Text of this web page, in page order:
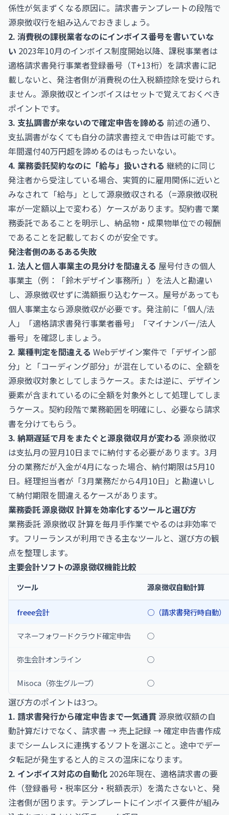
係性が気まずくなる原因に。請求書テンプレートの段階で
源泉徴収行を組み込んでおきましょう。
2. 消費税の課税業者なのにインボイス番号を書いていな
い 2023年10月のインボイス制度開始以降、課税事業者は
適格請求書発行事業者登録番号（T+13桁）を請求書に記
載しないと、発注者側が消費税の仕入税額控除を受けられ
ません。源泉徴収とインボイスはセットで覚えておくべき
ポイントです。
3. 支払調書が来ないので確定申告を諦める 前述の通り、
支払調書がなくても自分の請求書控えで申告は可能です。
年間還付40万円超を諦めるのはもったいない。
4. 業務委託契約なのに「給与」扱いされる 継続的に同じ
発注者から受注している場合、実質的に雇用関係に近いと
みなされて「給与」として源泉徴収される（=源泉徴収税
率が一定額以上で変わる）ケースがあります。契約書で業
務委託であることを明示し、納品物・成果物単位での報酬
であることを記載しておくのが安全です。
発注者側のあるある失敗
1. 法人と個人事業主の見分けを間違える 屋号付きの個人
事業主（例：「鈴木デザイン事務所」）を法人と勘違い
し、源泉徴収せずに満額振り込むケース。屋号があっても
個人事業主なら源泉徴収が必要です。発注前に「個人/法
人」「適格請求書発行事業者番号」「マイナンバー/法人
番号」を確認しましょう。
2. 業種判定を間違える Webデザイン案件で「デザイン部
分」と「コーディング部分」が混在しているのに、全額を
源泉徴収対象としてしまうケース。または逆に、デザイン
要素が含まれているのに全額を対象外として処理してしま
うケース。契約段階で業務範囲を明確にし、必要なら請求
書を分けてもらう。
3. 納期遅延で月をまたぐと源泉徴収月が変わる 源泉徴収
は支払月の翌月10日までに納付する必要があります。3月
分の業務だが入金が4月になった場合、納付期限は5月10
日。経理担当者が「3月業務だから4月10日」と勘違いし
て納付期限を間違えるケースがあります。
業務委託 源泉徴収 計算を効率化するツールと選び方
業務委託 源泉徴収 計算を毎月手作業でやるのは非効率で
す。フリーランスが利用できる主なツールと、選び方の観
点を整理します。
主要会計ソフトの源泉徴収機能比較
ツール 源泉徴収自動計算
freee会計 ○（請求書発行時自動）
マネーフォワードクラウド確定申告 ○
弥生会計オンライン ○
Misoca（弥生グループ） ○
選び方のポイントは3つ。
1. 請求書発行から確定申告まで一気通貫 源泉徴収額の自
動計算だけでなく、請求書 → 売上記録 → 確定申告書作成
までシームレスに連携するソフトを選ぶこと。途中でデー
タ転記が発生すると人的ミスの温床になります。
2. インボイス対応の自動化 2026年現在、適格請求書の要
件（登録番号・税率区分・税額表示）を満たさないと、発
注者側が困ります。テンプレートにインボイス要件が組み